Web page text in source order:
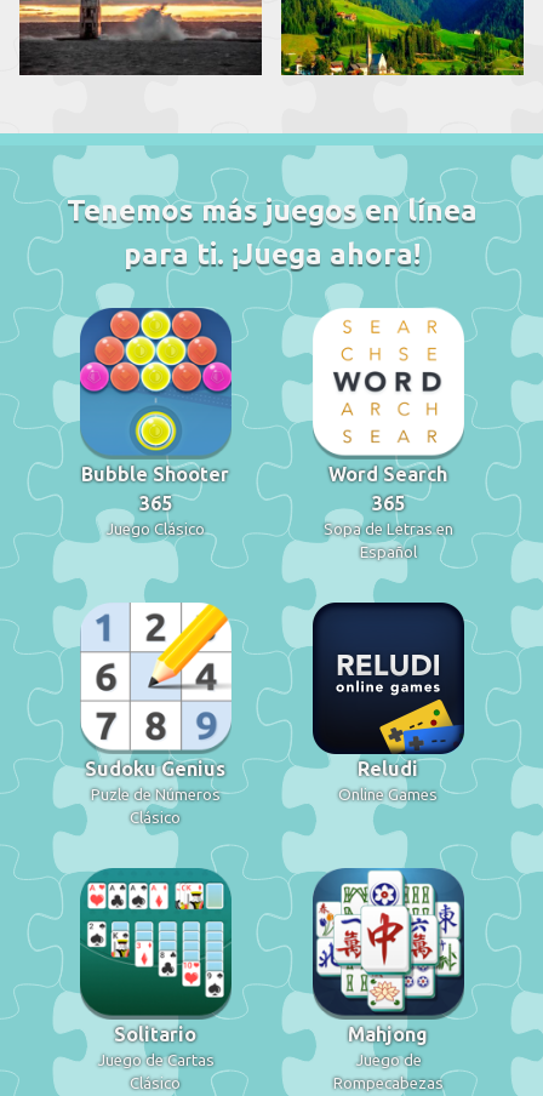
Tenemos más juegos en línea
para ti. ¡Juega ahora!
Bubble Shooter
365
Juego Clásico
Word Search
365
Sopa de Letras en
Español
Sudoku Genius
Puzle de Números
Clásico
Reludi
Online Games
Solitario
Juego de Cartas
Clásico
Mahjong
Juego de
Rompecabezas